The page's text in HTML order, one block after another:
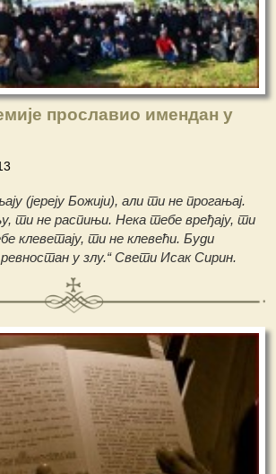
прославио имендан у
(јереју Божији), али ти не прогањај.
ти не распињи. Нека тебе вређају, ти
клеветају, ти не клевећи. Буди
у злу.“ Свети Исак Сирин.